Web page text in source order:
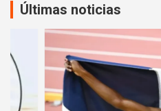
Últimas noticias